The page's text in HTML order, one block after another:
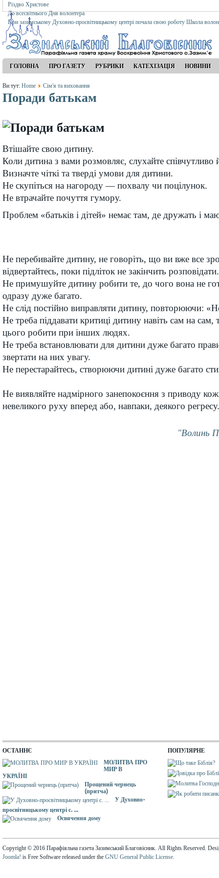
Різдво Христове
До всесвітнього Дня волонтера
При зазимському Духовно-просвітницькому центрі почала свою роботу Школа
ГОЛОВНА ПРО ГАЗЕТУ РУБРИКИ КАТЕХІЗАЦІЯ НОВИНИ
Ви тут: Home Сім'я та виховання
Поради батькам
Втішайте свою дитину.
Коли дитина з вами розмовляє, слухайте співчутливо
Визначте чіткі та тверді умови для дитини.
Не скупіться на нагороду — похвалу чи поцілунок.
Не втрачайте почуття гумору.
Проблем «батьків і дітей» немає там, де дружать і
Не перебивайте дитину, не говоріть, що ви вже все
відвертайтесь, поки підліток не закінчить розповідати.
Не примушуйте дитину робити те, до чого вона не
одразу дуже багато.
Не слід постійно виправляти дитину, повторюючи:
Не треба піддавати критиці дитину навіть сам на сам,
цього робити при інших людях.
Не треба встановлювати для дитини дуже багато
звертати на них увагу.
Не перестарайтесь, створюючи дитині дуже багато
Не виявляйте надмірного занепокоєння з приводу
невеликого руху вперед або, навпаки, деякого регресу.
"Волинь
ОСТАННЄ
МОЛИТВА ПРО
МИР В
УКРАЇНІ
Прощений чернець
(притча)
У Духовно-
просвітницькому центрі с. ...
Освячення дому
ПОПУЛЯРНЕ
Copyright © 2016 Парафіяльна газета Зазимський Благовісник. All Rights Reserved.
Joomla! is Free Software released under the GNU General Public License.